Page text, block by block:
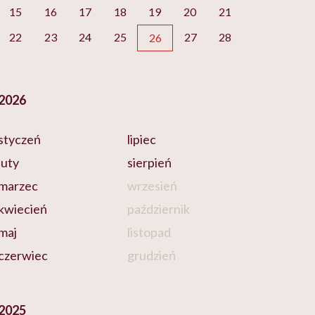
15
16 17 18 19 20
21
22
23 24 25 26 27 28
lipiec
sierpień
wrzesień
październik
listopad
grudzień